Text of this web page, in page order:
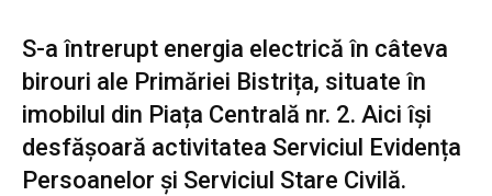
S-a întrerupt energia electrică în câteva
birouri ale Primăriei Bistrița, situate în
imobilul din Piața Centrală nr. 2. Aici își
desfășoară activitatea Serviciul Evidența
Persoanelor și Serviciul Stare Civilă.